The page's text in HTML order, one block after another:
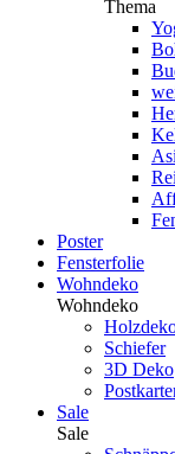
Thema
Poster
Fensterfolie
Wohndeko
Wohndeko
Schiefer
3D Deko
Sale
Sale